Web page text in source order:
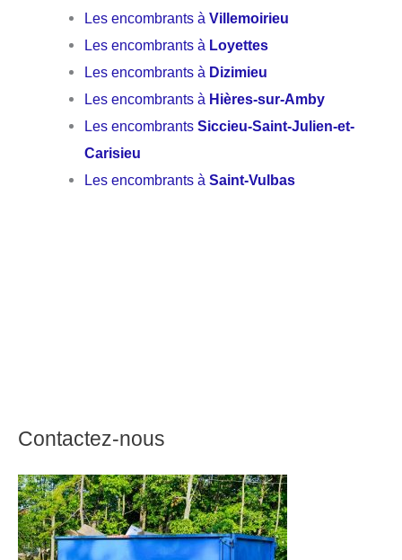
Les encombrants àVillemoirieu
Les encombrants à Loyettes
Les encombrants à Dizimieu
Les encombrants à Hières-sur-Amby
Les encombrantsSiccieu-Saint-Julien-et-
Carisieu
Les encombrants àSaint-Vulbas
Contactez-nous